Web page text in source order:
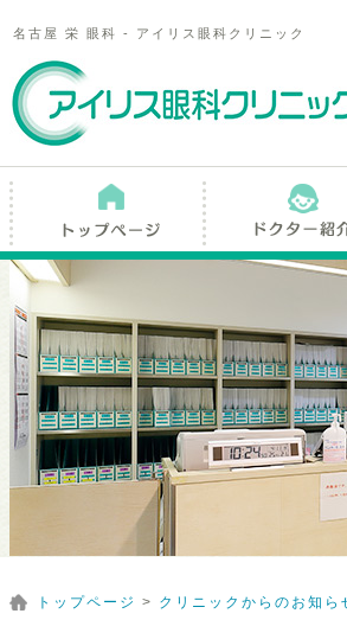
名古屋 栄 眼科 - アイリス眼科クリニック
トップページ > クリニックからのお知ら